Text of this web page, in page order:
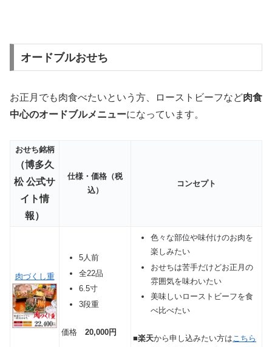
オードブルおせち
お正月でも肉食べたいという方、ローストビーフなど肉食
中心のオードブルメニューになっています。
おせち銘柄
（博多久
松 公式サ
イト情
報）
仕様・価格（税
込）
コンセプト
肉づくし重
5人前
全22品
6.5寸
3段重
価格 20,000円
色々な部位や味付けのお肉を
楽しみたい
おせちは苦手だけどお正月の
雰囲気を味わいたい
美味しいローストビーフを食
べ比べたい
■楽天から申し込みたい方はこちら